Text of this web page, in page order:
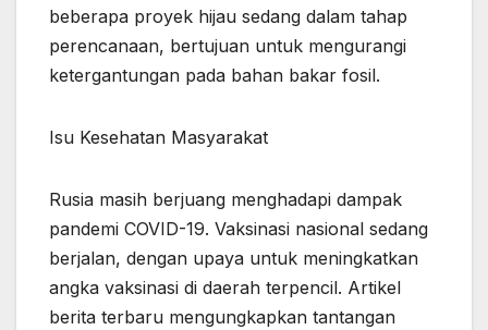
beberapa proyek hijau sedang dalam tahap
perencanaan, bertujuan untuk mengurangi
ketergantungan pada bahan bakar fosil.
Isu Kesehatan Masyarakat
Rusia masih berjuang menghadapi dampak
pandemi COVID-19. Vaksinasi nasional sedang
berjalan, dengan upaya untuk meningkatkan
angka vaksinasi di daerah terpencil. Artikel
berita terbaru mengungkapkan tantangan